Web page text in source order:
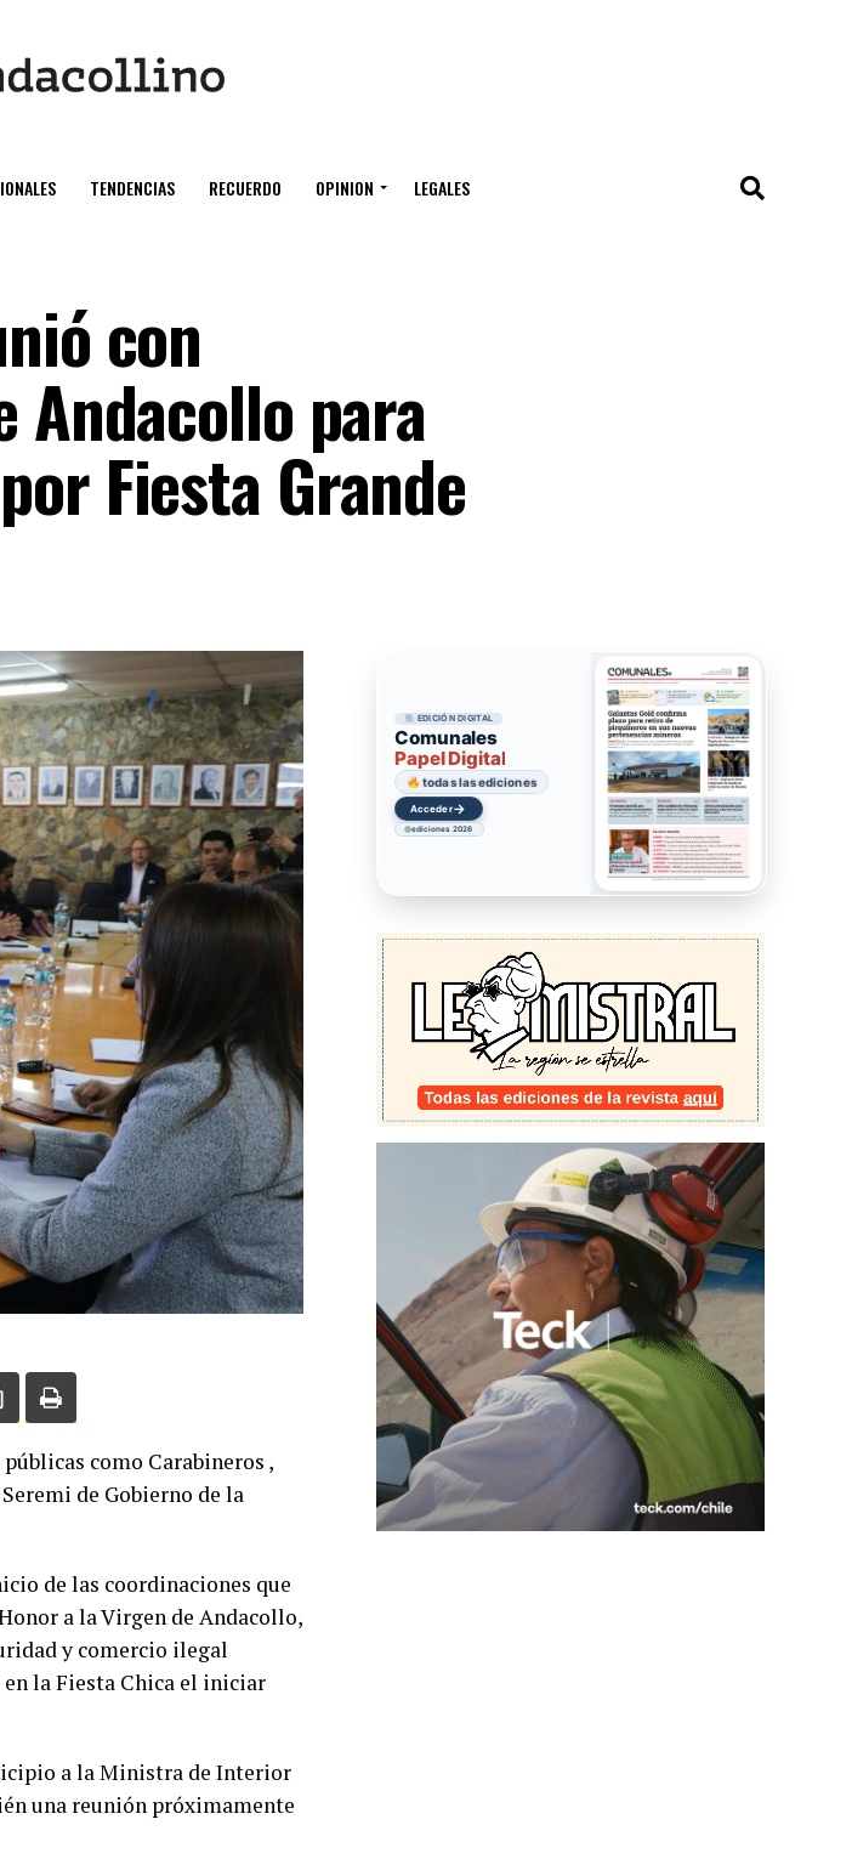
TENDENCIAS RECUERDO OPINION LEGALES
con
Andacollo para
Fiesta Grande
como Carabineros ,
de Gobierno de la
de las coordinaciones que
a la Virgen de Andacollo,
y comercio ilegal
la Fiesta Chica el iniciar
a la Ministra de Interior
una reunión próximamente
EDICIÓN DIGITAL
Comunales
Papel Digital
todas las ediciones
Acceder→
ediciones 2026